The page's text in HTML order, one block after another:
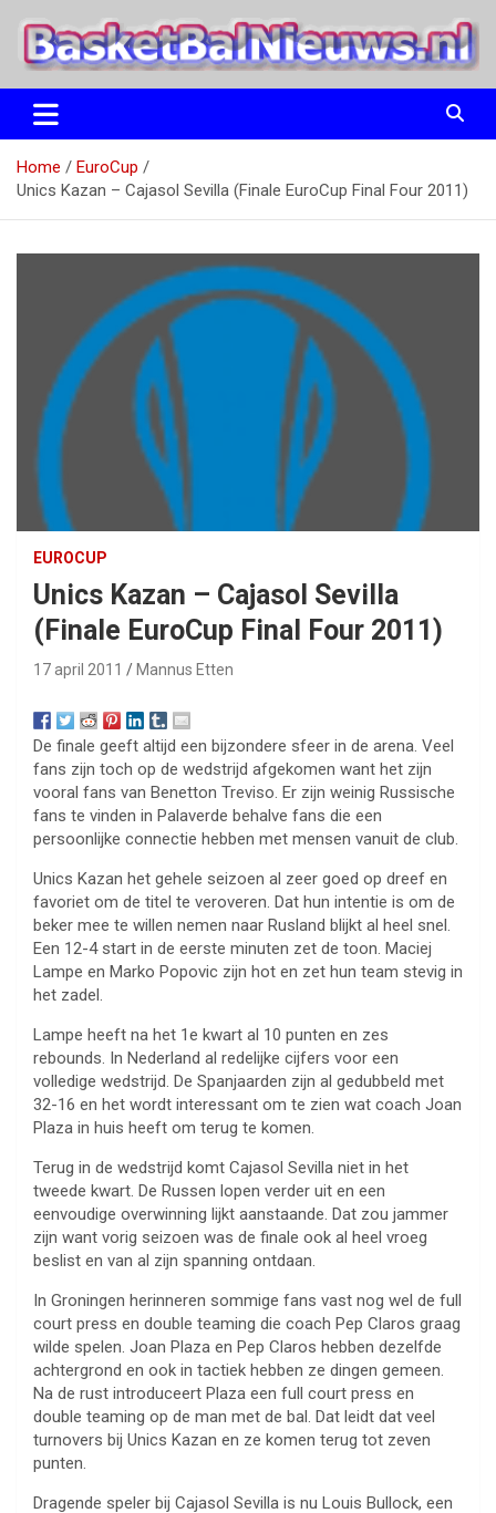
naar
BasketBalNieuws.nl
Etten
Home
EuroCup
Unics Kazan – Cajasol Sevilla (Finale EuroCup Final Four 2011)
EUROCUP
Unics Kazan – Cajasol Sevilla
(Finale EuroCup Final Four 2011)
17 april 2011 Mannus Etten
De finale geeft altijd een bijzondere sfeer in de arena. Veel
fans zijn toch op de wedstrijd afgekomen want het zijn
vooral fans van Benetton Treviso. Er zijn weinig Russische
fans te vinden in Palaverde behalve fans die een
persoonlijke connectie hebben met mensen vanuit de club.
Unics Kazan het gehele seizoen al zeer goed op dreef en
favoriet om de titel te veroveren. Dat hun intentie is om de
beker mee te willen nemen naar Rusland blijkt al heel snel.
Een 12-4 start in de eerste minuten zet de toon. Maciej
Lampe en Marko Popovic zijn hot en zet hun team stevig in
het zadel.
Lampe heeft na het 1e kwart al 10 punten en zes
rebounds. In Nederland al redelijke cijfers voor een
volledige wedstrijd. De Spanjaarden zijn al gedubbeld met
32-16 en het wordt interessant om te zien wat coach Joan
Plaza in huis heeft om terug te komen.
Terug in de wedstrijd komt Cajasol Sevilla niet in het
tweede kwart. De Russen lopen verder uit en een
eenvoudige overwinning lijkt aanstaande. Dat zou jammer
zijn want vorig seizoen was de finale ook al heel vroeg
beslist en van al zijn spanning ontdaan.
In Groningen herinneren sommige fans vast nog wel de full
court press en double teaming die coach Pep Claros graag
wilde spelen. Joan Plaza en Pep Claros hebben dezelfde
achtergrond en ook in tactiek hebben ze dingen gemeen.
Na de rust introduceert Plaza een full court press en
double teaming op de man met de bal. Dat leidt dat veel
turnovers bij Unics Kazan en ze komen terug tot zeven
punten.
Dragende speler bij Cajasol Sevilla is nu Louis Bullock, een